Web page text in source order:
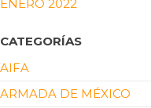
ENERO 2022
CATEGORÍAS
AIFA
ARMADA DE MÉXICO